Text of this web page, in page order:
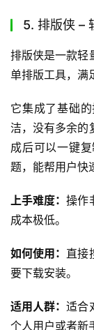
问题，支持基础
就能直接使用，
使用。
如何使用：直接
直接使用。
适用人群：适合
手用户，以及习
用户反馈：很多
现排版错乱的问
5. 排版侠 –